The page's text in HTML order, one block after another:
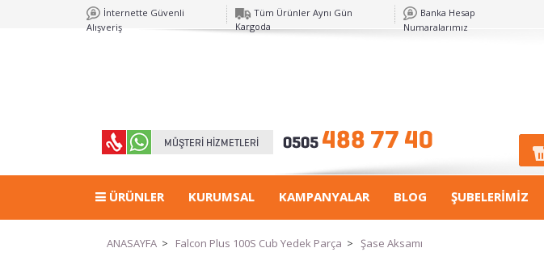
İnternette Güvenli
Alışveriş
Tüm Ürünler Aynı Gün
Kargoda
Banka Hesap
Numaralarımız
ÜRÜNLER KURUMSAL KAMPANYALAR BLOG ŞUBELERİMİZ
ANASAYFA > Falcon Plus 100S Cub Yedek Parça > Şase Aksamı